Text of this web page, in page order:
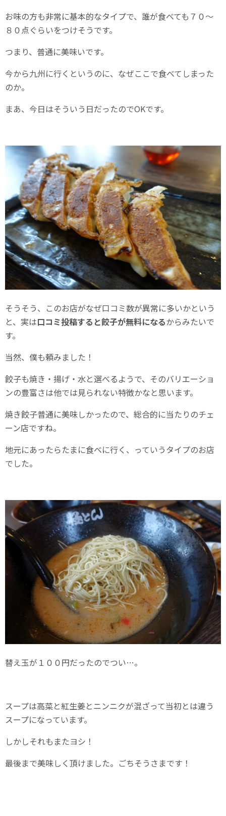
お味の方も非常に基本的なタイプで、誰が食べても７０～
８０点ぐらいをつけそうです。
つまり、普通に美味いです。
今から九州に行くというのに、なぜここで食べてしまった
のか。
まあ、今日はそういう日だったのでOKです。
そうそう、このお店がなぜ口コミ数が異常に多いかという
と、実は口コミ投稿すると餃子が無料になるからみたいで
す。
当然、僕も頼みました！
餃子も焼き・揚げ・水と選べるようで、そのバリエーショ
ンの豊富さは他では見られない特徴かなと思います。
焼き餃子普通に美味しかったので、総合的に当たりのチェ
ーン店ですね。
地元にあったらたまに食べに行く、っていうタイプのお店
でした。
替え玉が１００円だったのでつい…。
スープは高菜と紅生姜とニンニクが混ざって当初とは違う
スープになっています。
しかしそれもまたヨシ！
最後まで美味しく頂けました。ごちそうさまです！